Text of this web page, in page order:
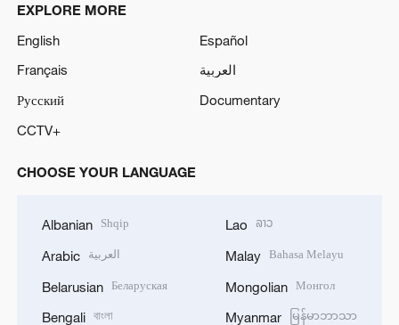
EXPLORE MORE
English
Español
Français
العربية
Русский
Documentary
CCTV+
CHOOSE YOUR LANGUAGE
Albanian Shqip
Arabic العربية
Belarusian Беларуская
Bengali বাংলা
Lao ລາວ
Malay Bahasa Melayu
Mongolian Монгол
Myanmar မြန်မာဘာသာ